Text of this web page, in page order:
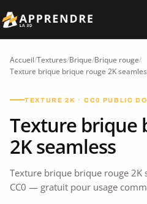
Accueil/Textures/Brique/Brique rouge/
Texture brique brique rouge 2K
TEXTURE 2K · CC0 PUBLIC
Texture brique
2K seamless
Texture brique brique rouge 2K
CC0 — gratuit pour usage